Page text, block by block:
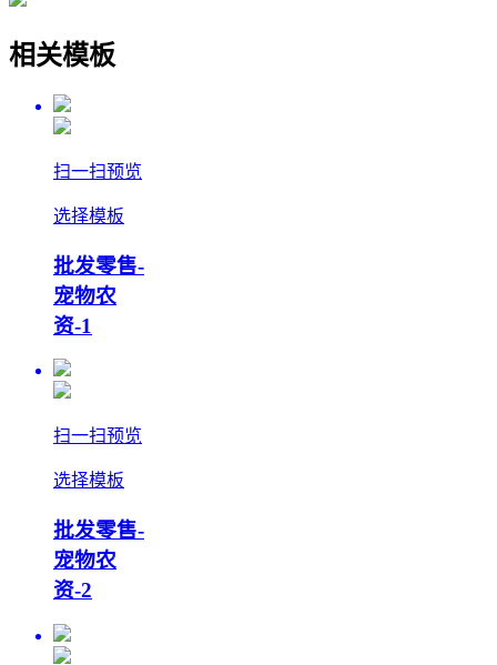
相关模板
扫一扫预览
选择模板
批发零售-
宠物农
资-1
扫一扫预览
选择模板
批发零售-
宠物农
资-2